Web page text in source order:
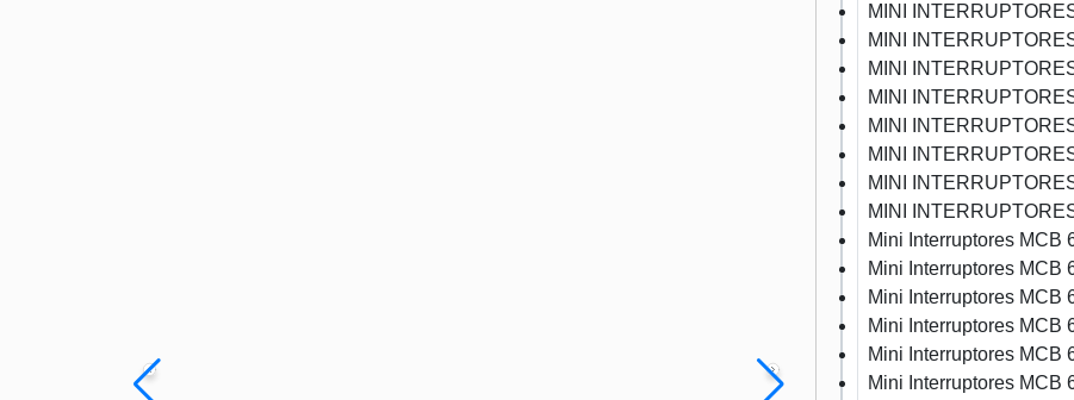
MINI
MINI
MINI
MINI
MINI
MINI
MINI
MINI
Mini Interruptores MCB
Mini Interruptores MCB
Mini Interruptores MCB
Mini Interruptores MCB
Mini Interruptores MCB
Mini Interruptores MCB